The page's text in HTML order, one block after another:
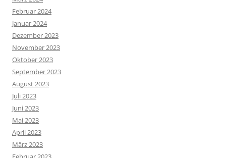
Februar 2024
Januar 2024
Dezember 2023
November 2023
Oktober 2023
September 2023
August 2023
Juli 2023
Juni 2023
Mai 2023
April 2023
März 2023